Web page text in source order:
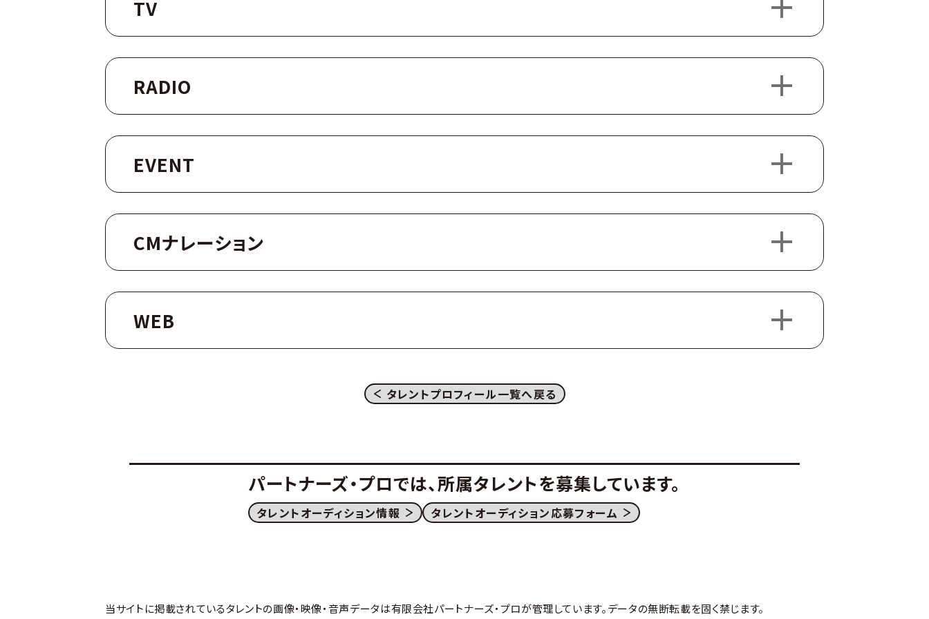
TV
RADIO
EVENT
CMナレーション
WEB
タレントプロフィール一覧へ戻る
パートナーズ・プロでは、所属タレントを募集しています。
タレントオーディション情報 タレントオーディション応募フォーム
当サイトに掲載されているタレントの画像・映像・音声データは有限会社パートナーズ・プロが管理しています。データの無断転載を固く禁じます。